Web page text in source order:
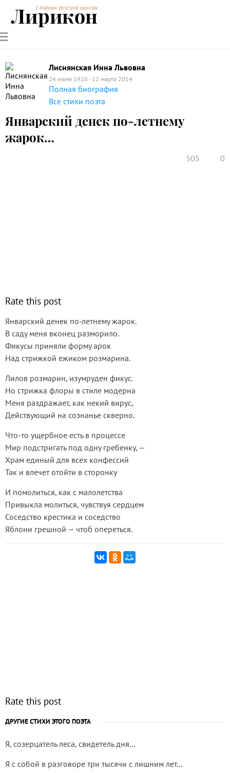
РУССКИЕ
ПОЭТЫ
СОВРЕМЕННИКИЭНЦИКЛОПЕДИЯ
ПОЭЗИИ
Сборник русской поэзии
Лирикон
Лиснянская Инна Львовна
24 июня 1928 - 12 марта 2014
Полная биография
Все стихи поэта
Январский денек по-летнему
жарок…
505 0
Rate this post
Январский денек по-летнему жарок.
В саду меня вконец разморило.
Фикусы приняли форму арок
Над стрижкой ежиком розмарина.
Лилов розмарин, изумруден фикус.
Но стрижка флоры в стиле модерна
Меня раздражает, как некий вирус,
Действующий на сознанье скверно.
Что-то ущербное есть в процессе
Мир подстригать под одну гребенку, —
Храм единый для всех конфессий
Так и влечет отойти в сторонку
И помолиться, как с малолетства
Привыкла молиться, чувствуя сердцем
Соседство крестика и соседство
Яблони грешной — чтоб опереться.
Rate this post
ДРУГИЕ СТИХИ ЭТОГО ПОЭТА
Я, созерцатель леса, свидетель дня...
Я с собой в разговоре три тысячи с лишним лет...